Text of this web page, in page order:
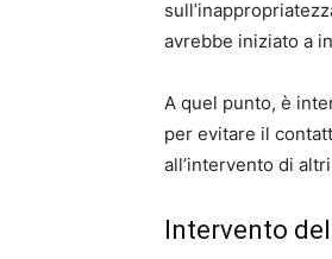
avrebbe iniziato a
A quel punto, è
per evitare il
all’intervento di
Intervento